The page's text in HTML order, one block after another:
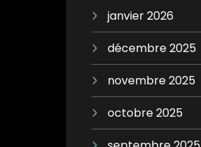
janvier 2026
décembre 2025
novembre 2025
octobre 2025